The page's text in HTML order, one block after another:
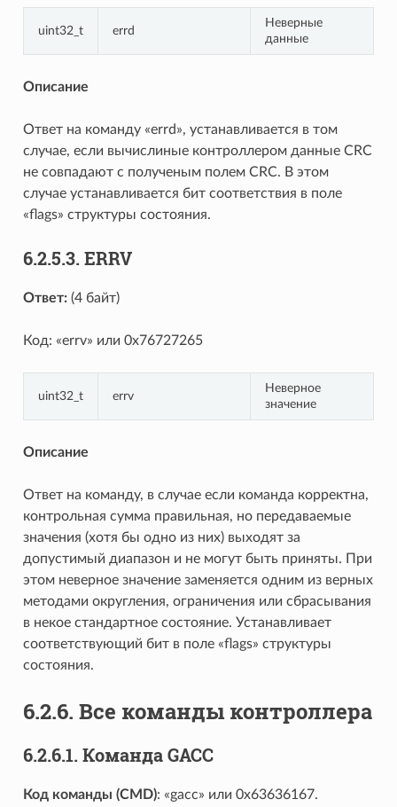
uint32_t errd
Неверные
данные
Описание
Ответ на команду «errd», устанавливается в том
случае, если вычислиные контроллером данные CRC
не совпадают с полученым полем CRC. В этом
случае устанавливается бит соответствия в поле
«flags» структуры состояния.
6.2.5.3. ERRV
Ответ:(4 байт)
Код: «errv» или 0x76727265
uint32_t errv
Неверное
значение
Описание
Ответ на команду, в случае если команда корректна,
контрольная сумма правильная, но передаваемые
значения (хотя бы одно из них) выходят за
допустимый диапазон и не могут быть приняты. При
этом неверное значение заменяется одним из верных
методами округления, ограничения или сбрасывания
в некое стандартное состояние. Устанавливает
соответствующий бит в поле «flags» структуры
состояния.
6.2.6. Все команды контроллера
6.2.6.1. Команда GACC
Код команды (CMD): «gacc» или 0x63636167.